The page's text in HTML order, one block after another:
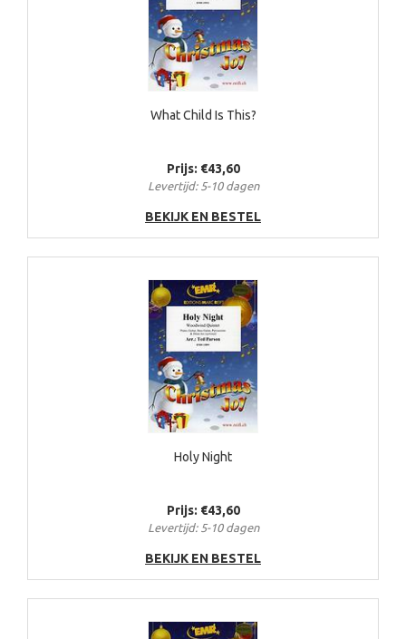
What Child Is This?
Prijs: €43,60
Levertijd: 5-10 dagen
BEKIJK EN BESTEL
Holy Night
Prijs: €43,60
Levertijd: 5-10 dagen
BEKIJK EN BESTEL